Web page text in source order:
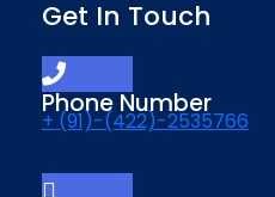
Get In Touch
Phone Number
+ (91)-(422)-2535766